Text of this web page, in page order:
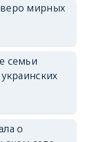
мирных
семьи
о